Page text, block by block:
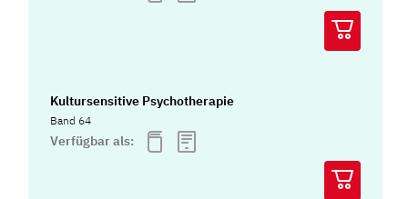
Kultursensitive Psychotherapie
Band 64
Verfügbar als: